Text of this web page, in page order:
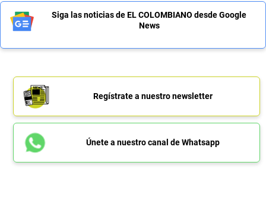
Siga las noticias de EL COLOMBIANO desde Google
News
Regístrate a nuestro newsletter
Únete a nuestro canal de Whatsapp